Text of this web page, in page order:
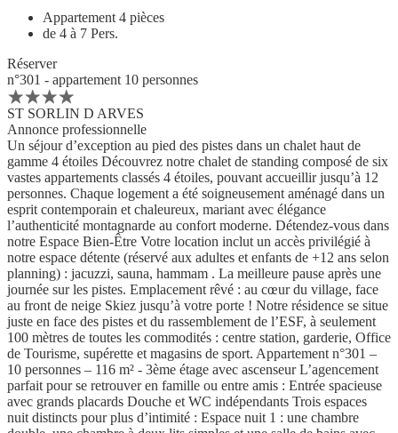
Appartement 4 pièces
de 4 à 7 Pers.
Réserver
n°301 - appartement 10 personnes
ST SORLIN D ARVES
Annonce professionnelle
Un séjour d’exception au pied des pistes dans un chalet haut de
gamme 4 étoiles Découvrez notre chalet de standing composé de six
vastes appartements classés 4 étoiles, pouvant accueillir jusqu’à 12
personnes. Chaque logement a été soigneusement aménagé dans un
esprit contemporain et chaleureux, mariant avec élégance
l’authenticité montagnarde au confort moderne. Détendez-vous dans
notre Espace Bien-Être Votre location inclut un accès privilégié à
notre espace détente (réservé aux adultes et enfants de +12 ans selon
planning) : jacuzzi, sauna, hammam . La meilleure pause après une
journée sur les pistes. Emplacement rêvé : au cœur du village, face
au front de neige Skiez jusqu’à votre porte ! Notre résidence se situe
juste en face des pistes et du rassemblement de l’ESF, à seulement
100 mètres de toutes les commodités : centre station, garderie, Office
de Tourisme, supérette et magasins de sport. Appartement n°301 –
10 personnes – 116 m² - 3ème étage avec ascenseur L’agencement
parfait pour se retrouver en famille ou entre amis : Entrée spacieuse
avec grands placards Douche et WC indépendants Trois espaces
nuit distincts pour plus d’intimité : Espace nuit 1 : une chambre